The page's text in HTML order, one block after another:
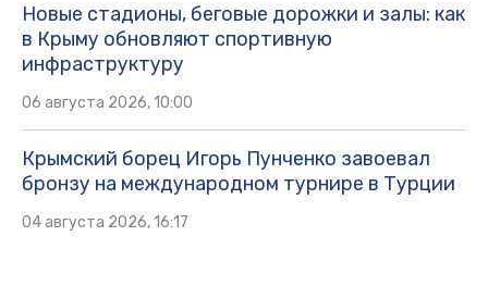
Новые стадионы, беговые дорожки и залы: как
в Крыму обновляют спортивную
инфраструктуру
06 августа 2026, 10:00
Крымский борец Игорь Пунченко завоевал
бронзу на международном турнире в Турции
04 августа 2026, 16:17